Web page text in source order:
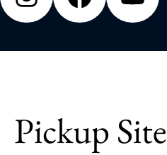
Pickup Site